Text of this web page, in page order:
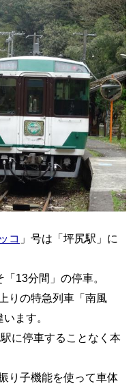
コ 」号は「坪尻駅」に
13分間」の停車。
りの特急列車「南風
ます。
に停車することなく本
り子機能を使って車体